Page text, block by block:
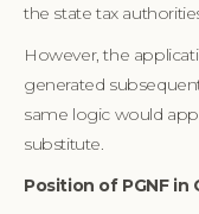
the state tax
However, the
generated
same logic would
substitute.
Position of PGNF